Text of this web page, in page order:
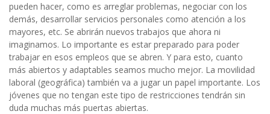
pueden hacer, como es arreglar problemas, negociar con los
demás, desarrollar servicios personales como atención a los
mayores, etc. Se abrirán nuevos trabajos que ahora ni
imaginamos. Lo importante es estar preparado para poder
trabajar en esos empleos que se abren. Y para esto, cuanto
más abiertos y adaptables seamos mucho mejor. La movilidad
laboral (geográfica) también va a jugar un papel importante. Los
jóvenes que no tengan este tipo de restricciones tendrán sin
duda muchas más puertas abiertas.